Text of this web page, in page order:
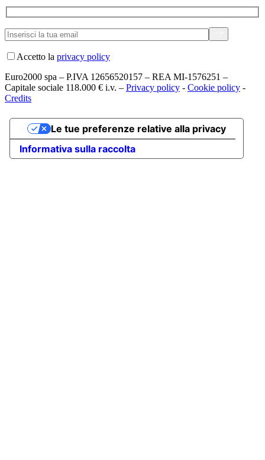
Accetto la privacy policy
Euro2000 spa – P.IVA 12656520157 – REA MI-1576251 –
Capitale sociale 118.000 € i.v. – Privacy policy - Cookie policy -
Credits
Informativa sulla raccolta
Le tue preferenze relative alla privacy